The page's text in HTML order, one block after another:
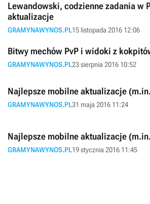
Lewandowski, codzienne zadania w
aktualizacje
GRAMYNAWYNOS.PL15 listopada 2016 12:06
Bitwy mechów PvP i widoki z
GRAMYNAWYNOS.PL23 sierpnia 2016 10:52
Najlepsze mobilne aktualizacje
GRAMYNAWYNOS.PL31 maja 2016 11:24
Najlepsze mobilne aktualizacje
GRAMYNAWYNOS.PL19 stycznia 2016 11:45